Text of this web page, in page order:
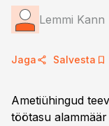
Lemmi Kann
Jaga Salvesta
Ametiühingud
töötasu